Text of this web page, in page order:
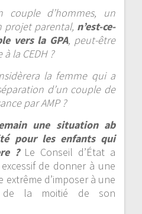
couple d’hommes, un
projet parental, n’est-ce-
vers la GPA, peut-être
la CEDH ?
la femme qui a
d’un couple de
par AMP ?
une situation ab
pour les enfants qui
?Le Conseil d’État a
de donner à une
extrême d’imposer à une
de la moitié de son